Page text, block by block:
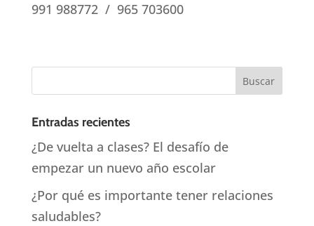
991 988772 / 965 703600
Entradas recientes
¿De vuelta a clases? El desafío de
empezar un nuevo año escolar
¿Por qué es importante tener relaciones
saludables?